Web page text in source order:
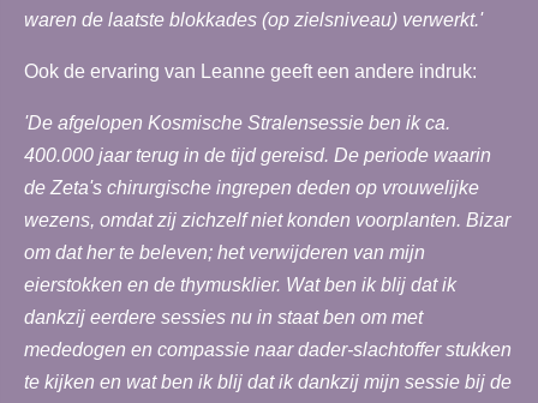
waren de laatste blokkades (op zielsniveau) verwerkt.'
Ook de ervaring van Leanne geeft een andere indruk:
'De afgelopen Kosmische Stralensessie ben ik ca.
400.000 jaar terug in de tijd gereisd. De periode waarin
de Zeta's chirurgische ingrepen deden op vrouwelijke
wezens, omdat zij zichzelf niet konden voorplanten. Bizar
om dat her te beleven; het verwijderen van mijn
eierstokken en de thymusklier. Wat ben ik blij dat ik
dankzij eerdere sessies nu in staat ben om met
mededogen en compassie naar dader-slachtoffer stukken
te kijken en wat ben ik blij dat ik dankzij mijn sessie bij de